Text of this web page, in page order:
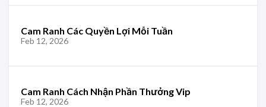
Cam Ranh Các Quyền Lợi Mỗi Tuần
Feb 12, 2026
Cam Ranh Cách Nhận Phần Thưởng Vip
Feb 12, 2026